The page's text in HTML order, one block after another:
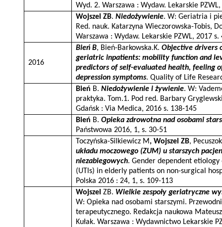
Wyd. 2. Warszawa : Wydaw. Lekarskie
Wojszel ZB. Niedożywienie. W: Geriatria i
Red. nauk. Katarzyna Wieczorowska-Tobis,
Warszawa : Wydaw. Lekarskie PZWL, 2017 s.
2016
Bień B, Bień-Barkowska.K.Objective drivers
geriatric inpatients: mobility function and
predictors of self-evaluated health, feeling
depression symptoms.Quality of Life
Bień B.Niedożywienie i żywienie. W:
praktyka. Tom.1. Pod red. Barbary
Gdańsk : Via Medica, 2016 s. 138-145
Bień B.Opieka zdrowotna nad osobami
Państwowa 2016, 1, s. 30-51
Toczyńska-Silkiewicz M, Wojszel ZB,
układu moczowego (ZUM) u starszych
niezabiegowych.Gender dependent
(UTls) in elderly patients on non-surgical
Polska 2016 : 24, 1, s. 109-113
Wojszel ZB. Wielkie zespoły geriatryczne
W: Opieka nad osobami starszymi.
terapeutycznego. Redakcja naukowa
Kułak. Warszawa : Wydawnictwo Lekarskie